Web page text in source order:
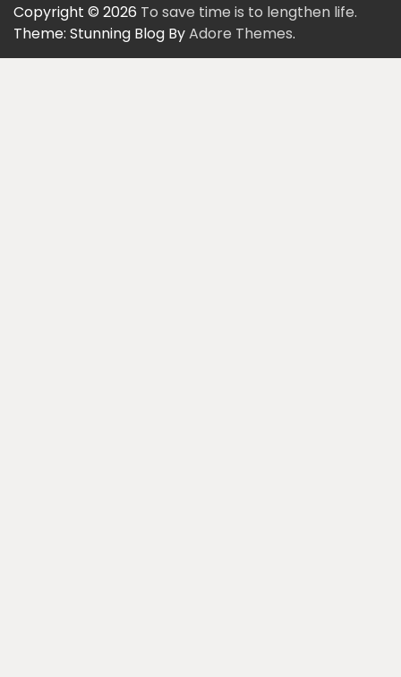
Copyright © 2026 To save time is to lengthen life.
Theme: Stunning Blog ByAdore Themes.